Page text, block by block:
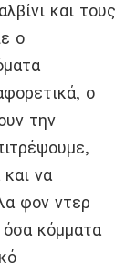
και τους
ο
ο
την
να
φον ντερ
κόμματα